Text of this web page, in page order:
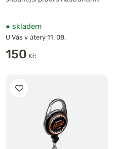
● skladem
U Vás v úterý 11. 08.
150 Kč